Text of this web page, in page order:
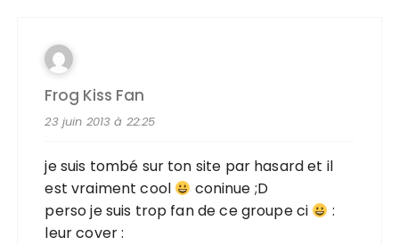
Frog Kiss Fan
23 juin 2013 à 22:25
je suis tombé sur ton site par hasard et il
est vraiment cool
coninue ;D
perso je suis trop fan de ce groupe ci
:
leur cover :